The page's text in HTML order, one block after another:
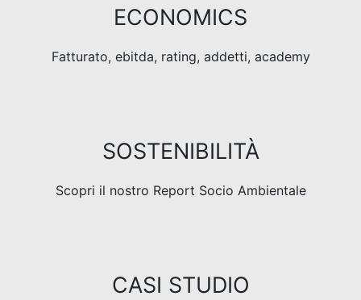
ECONOMICS
Fatturato, ebitda, rating, addetti, academy
SOSTENIBILITÀ
Scopri il nostro Report Socio Ambientale
CASI STUDIO